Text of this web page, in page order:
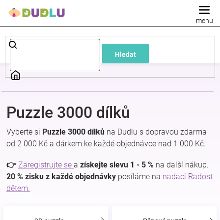
Hledat
Dětské
a
kojenecké
oblečení
Pokojíček
a
kojenecká
Puzzle 3000 dílků
Vyberte si Puzzle 3000 dílků na Dudlu s dopravou zdarma
od 2 000 Kč a dárkem ke každé objednávce nad 1 000 Kč.
👉 Zaregistrujte se a získejte slevu 1 - 5 % na další nákup.
20 % zisku z každé objednávky posíláme na nadaci Radost
dětem.